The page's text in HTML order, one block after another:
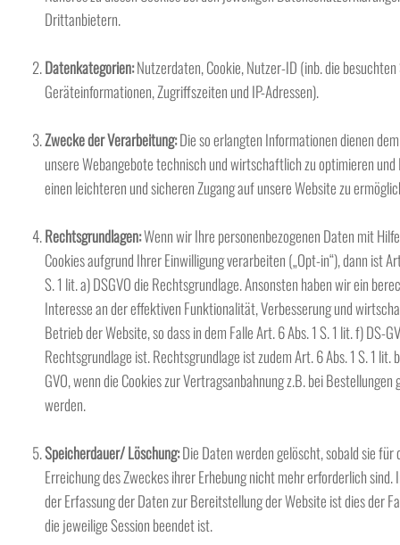
Drittanbietern.
Datenkategorien:Nutzerdaten, Cookie, Nutzer-ID (inb. die
Geräteinformationen, Zugriffszeiten und IP-Adressen).
Zwecke der Verarbeitung:Die so erlangten Informationen dienen
unsere Webangebote technisch und wirtschaftlich zu optimieren und
einen leichteren und sicheren Zugang auf unsere Website zu
Rechtsgrundlagen:Wenn wir Ihre personenbezogenen Daten mit
Cookies aufgrund Ihrer Einwilligung verarbeiten („Opt-in“), dann ist
S. 1 lit. a) DSGVO die Rechtsgrundlage. Ansonsten haben wir ein
Interesse an der effektiven Funktionalität, Verbesserung und
Betrieb der Website, so dass in dem Falle Art. 6 Abs. 1 S. 1 lit. f) DS-
Rechtsgrundlage ist. Rechtsgrundlage ist zudem Art. 6 Abs. 1 S. 1 lit.
GVO, wenn die Cookies zur Vertragsanbahnung z.B. bei Bestellungen
werden.
Speicherdauer/ Löschung:Die Daten werden gelöscht, sobald sie für
Erreichung des Zweckes ihrer Erhebung nicht mehr erforderlich sind.
der Erfassung der Daten zur Bereitstellung der Website ist dies der
die jeweilige Session beendet ist.